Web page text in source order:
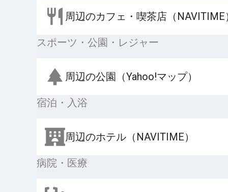
周辺のカフェ・喫茶店（NAVITIME
スポーツ・公園・レジャー
周辺の公園（Yahoo!マップ）
宿泊・入浴
周辺のホテル（NAVITIME）
病院・医療